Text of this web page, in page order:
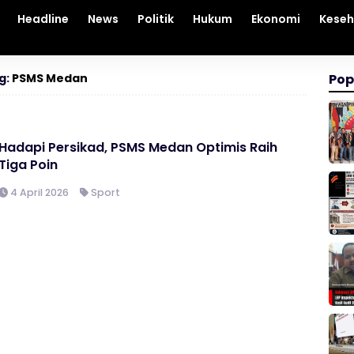
Headline News Politik Hukum Ekonomi
PSMS Medan
Persikad, PSMS Medan Optimis Raih
Poin
4 April 2026 Sport